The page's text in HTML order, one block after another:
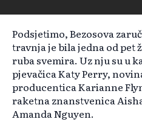
Podsjetimo, Bezosova
travnja je bila jedna od pet
ruba svemira. Uz nju su u
pjevačica Katy Perry,
producentica Karianne
raketna znanstvenica
Amanda Nguyen.